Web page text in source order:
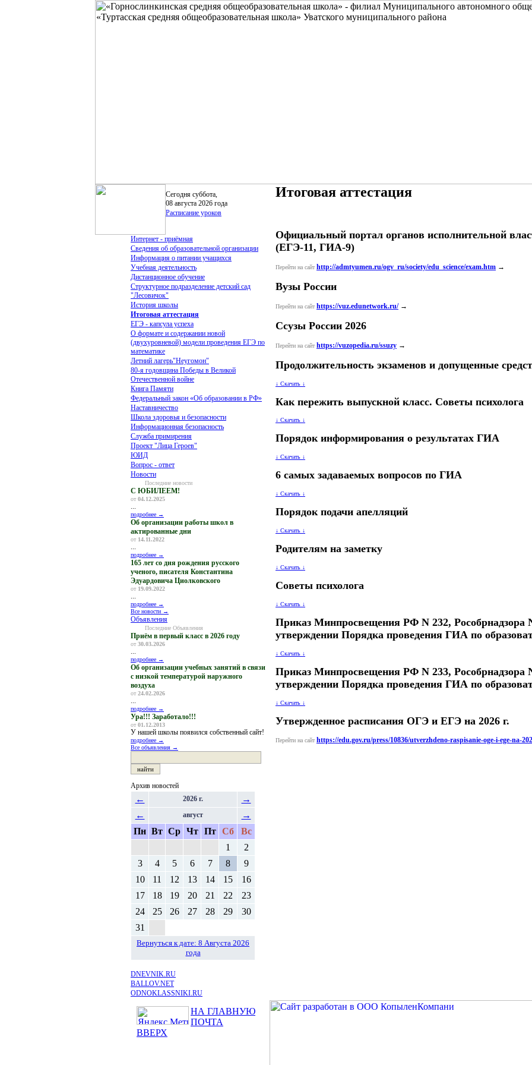
Сегодня суббота,
08 августа 2026 года
Расписание уроков
Интернет - приёмная
Сведения об образовательной организации
Информация о питании учащихся
Учебная деятельность
Дистанционное обучение
Структурное подразделение детский сад
"Лесовичок"
История школы
Итоговая аттестация
ЕГЭ - капсула успеха
О формате и содержании новой
(двухуровневой) модели проведения ЕГЭ по
математике
Летний лагерь"Неугомон"
80-я годовщина Победы в Великой
Отечественной войне
Книга Памяти
Федеральный закон «Об образовании в РФ»
Наставничество
Школа здоровья и безопасности
Информационная безопасность
Служба примирения
Проект "Лица Героев"
ЮИД
Вопрос - ответ
Новости
Последние новости
С ЮБИЛЕЕМ!
от 04.12.2025
...
подробнее →
Об организации работы школ в
актированные дни
от 14.11.2022
...
подробнее →
165 лет со дня рождения русского
ученого, писателя Константина
Эдуардовича Циолковского
от 19.09.2022
...
подробнее →
Все новости →
Объявления
Последние Объявления
Приём в первый класс в 2026 году
от 30.03.2026
...
подробнее →
Об организации учебных занятий в связи
с низкой температурой наружного
воздуха
от 24.02.2026
...
подробнее →
Ура!!! Заработало!!!
от 01.12.2013
У нашей школы появился собственный сайт!
подробнее →
Все объявления →
Архив новостей
← 2026 г.
→
←
август
→
Пн Вт Ср Чт Пт Сб
Вс
1
2
3
4 5 6 7 8
9
10
11 12 13 14 15
16
17
18 19 20 21 22
23
24
25 26 27 28 29
30
31
Вернуться к дате: 8 Августа 2026
года
DNEVNIK.RU
BALLOV.NET
ODNOKLASSNIKI.RU
Итоговая аттестация
Официальный портал органов исполнительной
(ЕГЭ-11, ГИА-9)
Перейти на сайт http://admtyumen.ru/ogv_ru/society/edu_science/exam.htm →
Вузы России
Перейти на сайт https://vuz.edunetwork.ru/→
Ссузы России 2026
Перейти на сайт https://vuzopedia.ru/ssuzy →
Продолжительность экзаменов и допущенные
↓ Скачать ↓
Как пережить выпускной класс. Советы психолога
↓ Скачать ↓
Порядок информирования о результатах ГИА
↓ Скачать ↓
6 самых задаваемых вопросов по ГИА
↓ Скачать ↓
Порядок подачи апелляций
↓ Скачать ↓
Родителям на заметку
↓ Скачать ↓
Советы психолога
↓ Скачать ↓
Приказ Минпросвещения РФ N 232, Рособрнадзора
утверждении Порядка проведения ГИА по
↓ Скачать ↓
Приказ Минпросвещения РФ N 233, Рособрнадзора
утверждении Порядка проведения ГИА по
↓ Скачать ↓
Утвержденное расписания ОГЭ и ЕГЭ на 2026 г.
Перейти на сайт https://edu.gov.ru/press/10836/utverzhdeno-raspisanie-oge-i-ege-na-
НА ГЛАВНУЮ
ПОЧТА
ВВЕРХ